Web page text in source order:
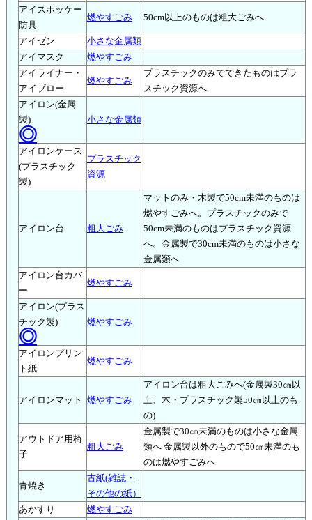
アイスホッケー
防具
燃やすごみ 50cm以上のものは粗大ごみへ
アイゼン
小さな金属類
アイマスク
燃やすごみ
アイライナー・
アイブロー
燃やすごみ
プラスチックのみでできたものはプラ
スチック資源へ
アイロン(金属
製)
◎
小さな金属類
アイロンケース
(プラスチック
製)
プラスチック
資源
アイロン台 粗大ごみ
マットのみ・木製で50cm未満のものは
燃やすごみへ。プラスチックのみで
50cm未満のものはプラスチック資源
へ。金属製で30cm未満のものは小さな
金属類へ
アイロン台カバ
ー
燃やすごみ
アイロン(プラス
チック製)
◎
燃やすごみ
アイロンプリン
ト紙
燃やすごみ
アイロンマット 燃やすごみ
アイロン台は粗大ごみへ(金属製30㎝以
上、木・プラスチック製50㎝以上のも
の)
アウトドア用椅
子
粗大ごみ
金属製で30㎝未満のものは小さな金属
類へ 金属製以外のもので50㎝未満のも
のは燃やすごみへ
青焼き
古紙(雑誌・
その他の紙）
あかすり
燃やすごみ